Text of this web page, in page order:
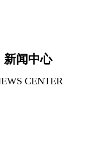
新闻中心
CENTER